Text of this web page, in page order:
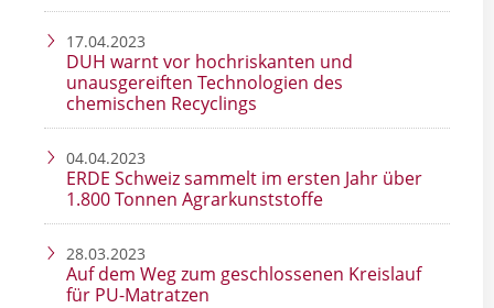
17.04.2023
DUH warnt vor hochriskanten und
unausgereiften Technologien des
chemischen Recyclings
04.04.2023
ERDE Schweiz sammelt im ersten Jahr über
1.800 Tonnen Agrarkunststoffe
28.03.2023
Auf dem Weg zum geschlossenen Kreislauf
für PU-Matratzen